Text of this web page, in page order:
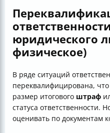
юридического
физическое)
В ряде ситуаций
переквалифицирована,
размер итогового штраф
статуса ответственности.
оценивать по документам